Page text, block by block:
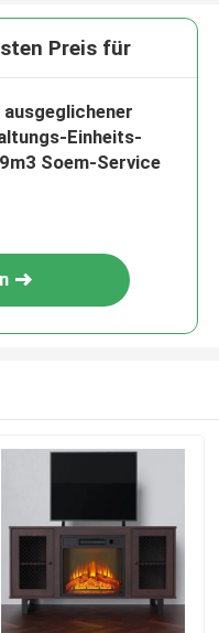
Preis für
Einheits-
Soem-Service